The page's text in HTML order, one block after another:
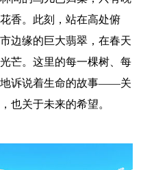
香。此刻，站在高处俯
边缘的巨大翡翠，在春天
芒。这里的每一棵树、每
诉说着生命的故事——关
也关于未来的希望。